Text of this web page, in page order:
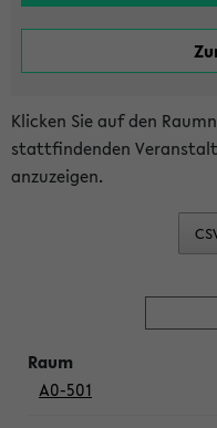
Klicken Sie auf den
stattfindenden
anzuzeigen.
A0-501